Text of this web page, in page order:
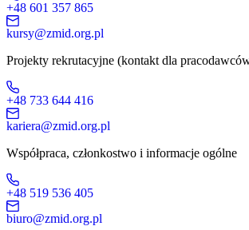
+48 601 357 865
kursy@zmid.org.pl
Projekty rekrutacyjne (kontakt dla
+48 733 644 416
kariera@zmid.org.pl
Współpraca, członkostwo i informacje ogólne
+48 519 536 405
biuro@zmid.org.pl